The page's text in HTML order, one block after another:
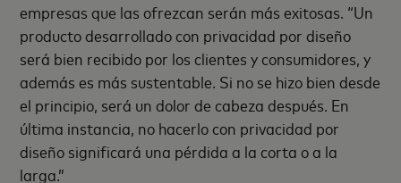
empresas que las ofrezcan serán más exitosas. “Un
producto desarrollado con privacidad por diseño
será bien recibido por los clientes y consumidores, y
además es más sustentable. Si no se hizo bien desde
el principio, será un dolor de cabeza después. En
última instancia, no hacerlo con privacidad por
diseño significará una pérdida a la corta o a la
larga.”